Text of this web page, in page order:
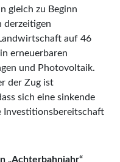
gleich zu Beginn
derzeitigen
auf 46
erneuerbaren
und Photovoltaik.
der Zug ist
sich eine sinkende
Investitionsbereitschaft
„Achterbahnjahr“